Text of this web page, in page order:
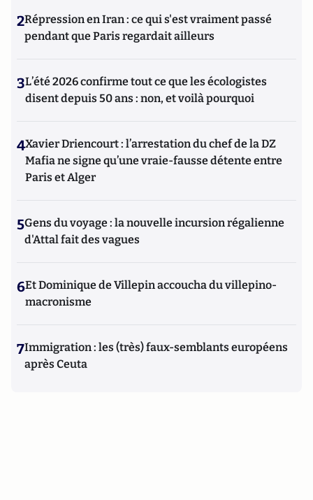
2Répression en Iran : ce qui s'est vraiment passé
pendant que Paris regardait ailleurs
3L’été 2026 confirme tout ce que les écologistes
disent depuis 50 ans : non, et voilà pourquoi
4Xavier Driencourt : l’arrestation du chef de la DZ
Mafia ne signe qu’une vraie-fausse détente entre
Paris et Alger
5Gens du voyage : la nouvelle incursion régalienne
d'Attal fait des vagues
6Et Dominique de Villepin accoucha du villepino-
macronisme
7Immigration : les (très) faux-semblants européens
après Ceuta